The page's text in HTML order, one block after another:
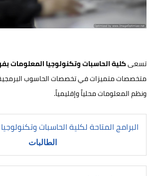
تسعىكلية الحاسبات وتكنولوجيا المعلومات
متخصصات متميزات في تخصصات الحاسوب
ونظم المعلومات محلياً وإقليمياً.
البرامج المتاحة لكلية الحاسبات
الطالبات